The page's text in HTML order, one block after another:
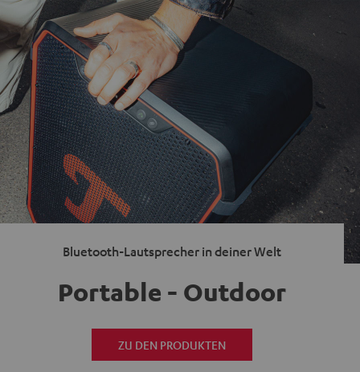
Bluetooth-Lautsprecher in deiner Welt
Portable - Outdoor
ZU DEN PRODUKTEN